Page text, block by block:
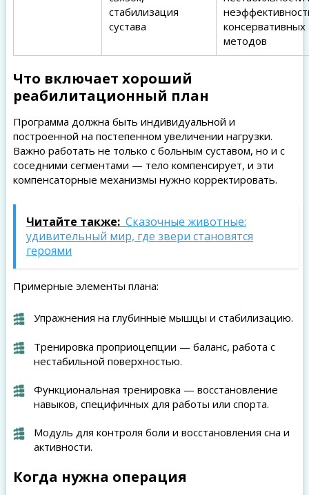
стабилизация
сустава
консервативных
методов
Что включает хороший
реабилитационный план
Программа должна быть индивидуальной и
построенной на постепенном увеличении нагрузки.
Важно работать не только с больным суставом, но и с
соседними сегментами — тело компенсирует, и эти
компенсаторные механизмы нужно корректировать.
Читайте также: Сказочные животные:
удивительный мир, где звери становятся
героями
Примерные элементы плана:
Упражнения на глубинные мышцы и стабилизацию.
Тренировка проприоцепции — баланс, работа с
нестабильной поверхностью.
Функциональная тренировка — восстановление
навыков, специфичных для работы или спорта.
Модуль для контроля боли и восстановления сна и
активности.
Когда нужна операция